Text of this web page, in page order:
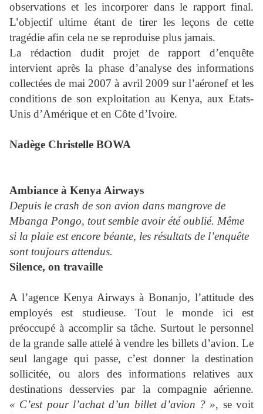
observations et les incorporer dans le rapport final.
L’objectif ultime étant de tirer les leçons de cette
tragédie afin cela ne se reproduise plus jamais.
La rédaction dudit projet de rapport d’enquête
intervient après la phase d’analyse des informations
collectées de mai 2007 à avril 2009 sur l’aéronef et les
conditions de son exploitation au Kenya, aux Etats-
Unis d’Amérique et en Côte d’Ivoire.
Nadège Christelle BOWA
Ambiance à Kenya Airways
Depuis le crash de son avion dans mangrove de
Mbanga Pongo, tout semble avoir été oublié. Même
si la plaie est encore béante, les résultats de l’enquête
sont toujours attendus.
Silence, on travaille
A l’agence Kenya Airways à Bonanjo, l’attitude des
employés est studieuse. Tout le monde ici est
préoccupé à accomplir sa tâche. Surtout le personnel
de la grande salle attelé à vendre les billets d’avion. Le
seul langage qui passe, c’est donner la destination
sollicitée, ou alors des informations relatives aux
destinations desservies par la compagnie aérienne.
« C’est pour l’achat d’un billet d’avion ? », se voit